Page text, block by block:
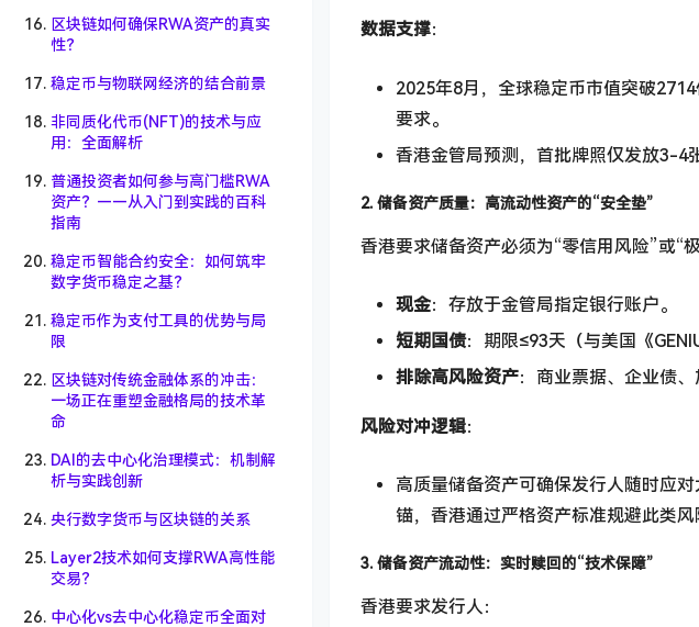
区块链如何确保RWA资产的真实
性？
稳定币与物联网经济的结合前景
非同质化代币(NFT)的技术与应
用：全面解析
普通投资者如何参与高门槛RWA
资产？——从入门到实践的百科
指南
稳定币智能合约安全：如何筑牢
数字货币稳定之基？
稳定币作为支付工具的优势与局
限
区块链对传统金融体系的冲击：
一场正在重塑金融格局的技术革
命
DAI的去中心化治理模式：机制解
析与实践创新
央行数字货币与区块链的关系
Layer2技术如何支撑RWA高性能
交易？
中心化vs去中心化稳定币全面对
数据支撑：
2025年8月，全球稳定币市值突破
要求。
香港金管局预测，首批牌照仅发放3-4
2. 储备资产质量：高流动性资产的“安全垫”
香港要求储备资产必须为“零信用风险”或“
现金：存放于金管局指定银行账户。
短期国债：期限≤93天（与美国《
排除高风险资产：商业票据、企业债、
风险对冲逻辑：
高质量储备资产可确保发行人随时应
锚，香港通过严格资产标准规避此类风
3. 储备资产流动性：实时赎回的“技术保障”
香港要求发行人：